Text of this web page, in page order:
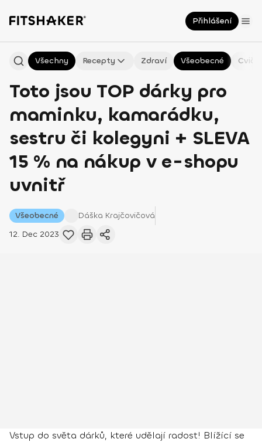
Přihlášení
Všechny Recepty Zdraví Všeobecné
Toto jsou TOP dárky pro
maminku, kamarádku,
sestru či kolegyni + SLEVA
15 % na nákup v e-shopu
uvnitř
Všeobecné Dáška Krajčovičová
12. Dec 2023
Vstup do světa dárků, které udělají radost! Blížící se